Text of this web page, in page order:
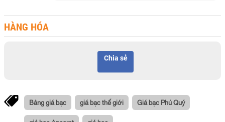
HÀNG HÓA
Chia sẻ
Bảng giá bạc giá bạc thế giới Giá bạc Phú Quý